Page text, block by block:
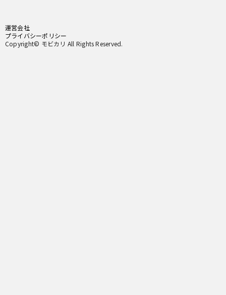
運営会社
プライバシーポリシー
Copyright© モビカリ All Rights Reserved.